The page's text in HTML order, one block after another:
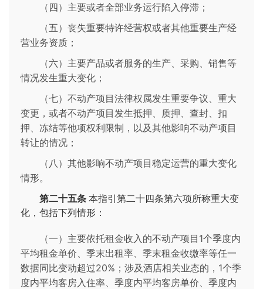
（四）主要或者全部业务运行陷入停滞；
（五）丧失重要特许经营权或者其他重要生产经
营业务资质；
（六）主要产品或者服务的生产、采购、销售等
情况发生重大变化；
（七）不动产项目法律权属发生重要争议、重大
变更，或者不动产项目发生抵押、质押、查封、扣
押、冻结等他项权利限制，以及其他影响不动产项目
转让的情况；
（八）其他影响不动产项目稳定运营的重大变化
情形。
第二十五条 本指引第二十四条第六项所称重大变
化，包括下列情形：
（一）主要依托租金收入的不动产项目1个季度内
平均租金单价、季末出租率、季末租金收缴率等任一
数据同比变动超过20%；涉及酒店相关业态的，1个季
度内平均客房入住率、季度内平均客房单价、季度内